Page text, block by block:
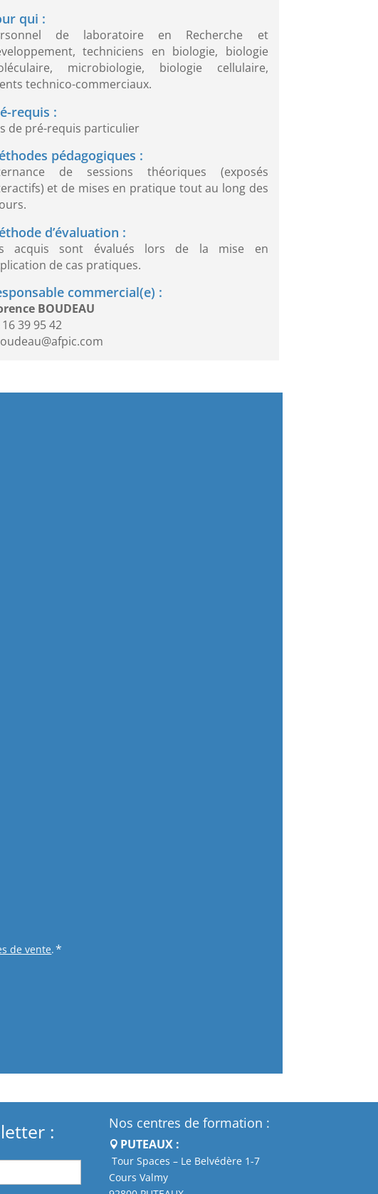
qui :
de laboratoire en Recherche et
techniciens en biologie, biologie
microbiologie, biologie cellulaire,
technico-commerciaux.
requis :
de pré-requis particulier
pédagogiques :
de sessions théoriques (exposés
et de mises en pratique tout au long des
d’évaluation :
acquis sont évalués lors de la mise en
de cas pratiques.
commercial(e) :
BOUDEAU
39 95 42
de vente.
: Nos centres de formation :
PUTEAUX :
Tour Spaces – Le Belvédère 1-7
Cours Valmy